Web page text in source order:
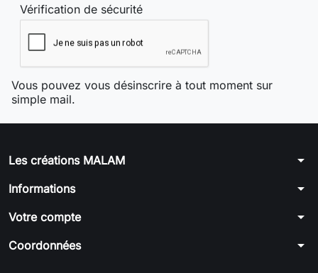
Vérification de sécurité
Vous pouvez vous désinscrire à tout moment sur
simple mail.
Les créations MALAM arrow_drop_down
Informations arrow_drop_down
Votre compte arrow_drop_down
Coordonnées arrow_drop_down